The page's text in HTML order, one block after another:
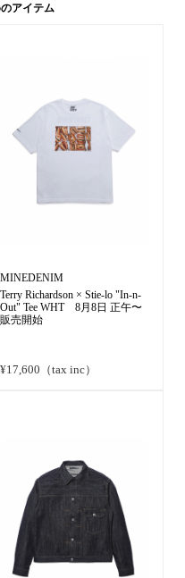
アイテム
MINEDENIM
Terry Richardson × Stie-lo "In-n-
Out" Tee WHT 8月8日 正午〜
販売開始
¥17,600（tax inc）